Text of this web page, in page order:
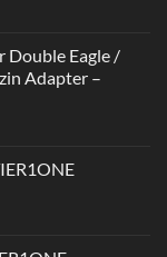
Double Eagle /
Adapter –